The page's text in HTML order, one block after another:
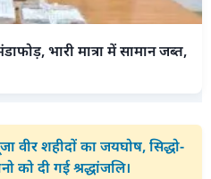
भारी मात्रा में सामान जब्त,
वीर शहीदों का जयघोष, सिद्धो-
को दी गई श्रद्धांजलि।